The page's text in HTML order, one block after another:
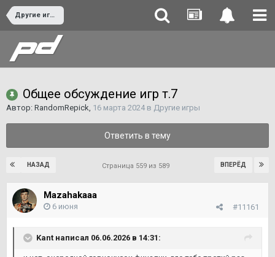
Другие игры
Общее обсуждение игр т.7
Автор: RandomRepick, 16 марта 2024в Другие игры
Ответить в тему
НАЗАД ВПЕРЁД
Страница 559 из 589
Mazahakaaa
#11161
6 июня
Kant написал 06.06.2026 в 14:31: